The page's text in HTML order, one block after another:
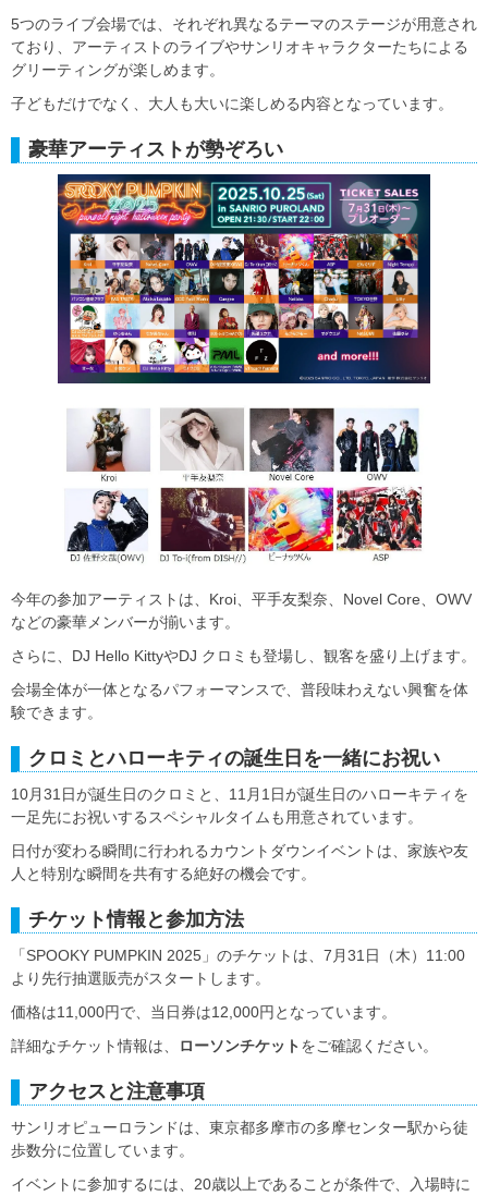
5つのライブ会場では、それぞれ異なるテーマのステージが用意され
ており、アーティストのライブやサンリオキャラクターたちによる
グリーティングが楽しめます。
子どもだけでなく、大人も大いに楽しめる内容となっています。
豪華アーティストが勢ぞろい
今年の参加アーティストは、Kroi、平手友梨奈、Novel Core、OWV
などの豪華メンバーが揃います。
さらに、DJ Hello KittyやDJ クロミも登場し、観客を盛り上げます。
会場全体が一体となるパフォーマンスで、普段味わえない興奮を体
験できます。
クロミとハローキティの誕生日を一緒にお祝い
10月31日が誕生日のクロミと、11月1日が誕生日のハローキティを
一足先にお祝いするスペシャルタイムも用意されています。
日付が変わる瞬間に行われるカウントダウンイベントは、家族や友
人と特別な瞬間を共有する絶好の機会です。
チケット情報と参加方法
「SPOOKY PUMPKIN 2025」のチケットは、7月31日（木）11:00
より先行抽選販売がスタートします。
価格は11,000円で、当日券は12,000円となっています。
詳細なチケット情報は、
ローソンチケット をご確認ください。
アクセスと注意事項
サンリオピューロランドは、東京都多摩市の多摩センター駅から徒
歩数分に位置しています。
イベントに参加するには、20歳以上であることが条件で、入場時に